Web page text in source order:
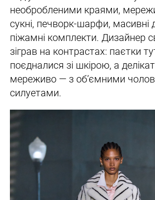
необробленими краями,
сукні, печворк-шарфи, масивні
піжамні комплекти. Дизайнер
зіграв на контрастах: паєтки
поєдналися зі шкірою, а
мереживо — з об’ємними
силуетами.